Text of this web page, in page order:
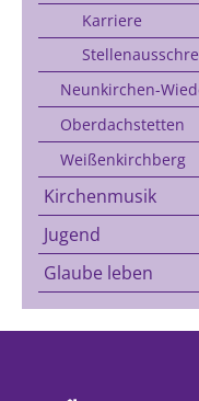
Karriere
Neunkirchen-
Oberdachstetten
Weißenkirchberg
Kirchenmusik
Jugend
Glaube leben